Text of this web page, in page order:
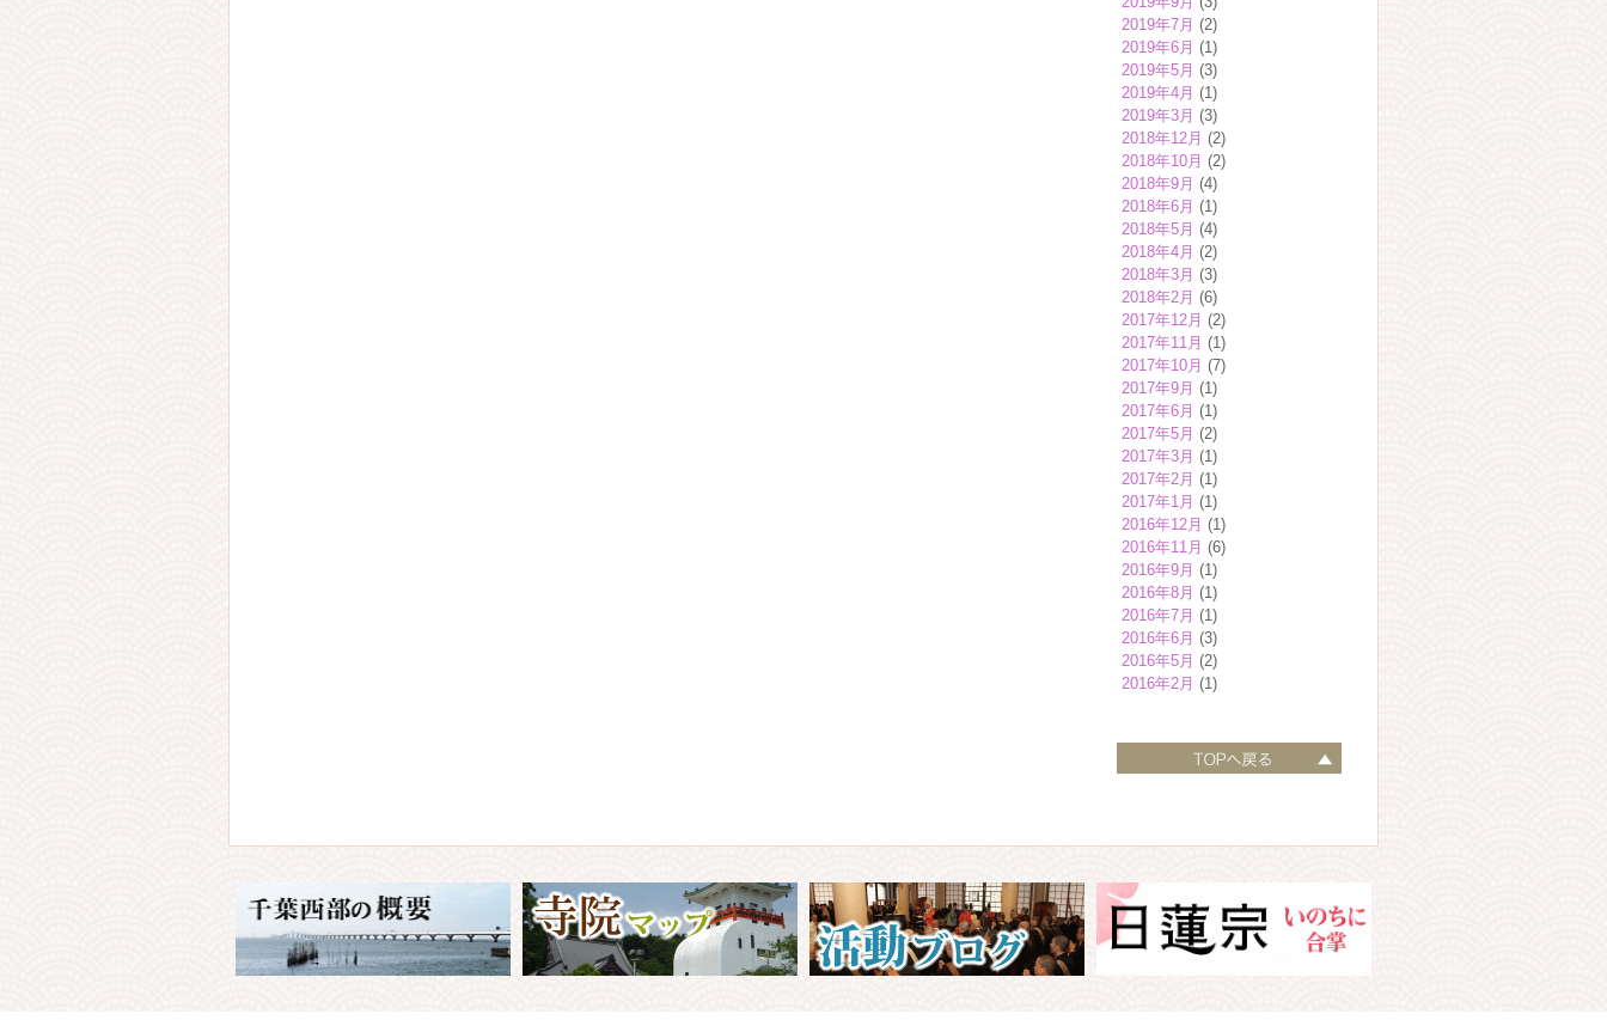
2019年7月 (2)
2019年6月 (1)
2019年5月 (3)
2019年4月 (1)
2019年3月 (3)
2018年12月 (2)
2018年10月 (2)
2018年9月 (4)
2018年6月 (1)
2018年5月 (4)
2018年4月 (2)
2018年3月 (3)
2018年2月 (6)
2017年12月 (2)
2017年11月 (1)
2017年10月 (7)
2017年9月 (1)
2017年6月 (1)
2017年5月 (2)
2017年3月 (1)
2017年2月 (1)
2017年1月 (1)
2016年12月 (1)
2016年11月 (6)
2016年9月 (1)
2016年8月 (1)
2016年7月 (1)
2016年6月 (3)
2016年5月 (2)
2016年2月 (1)